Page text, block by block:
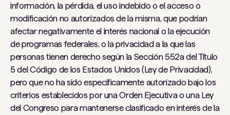
información, la pérdida, el uso indebido o el acceso o
modificación no autorizados de la misma, que podrían
afectar negativamente el interés nacional o la ejecución
de programas federales, o la privacidad a la que las
personas tienen derecho según la Sección 552a del Título
5 del Código de los Estados Unidos (Ley de Privacidad),
pero que no ha sido específicamente autorizado bajo los
criterios establecidos por una Orden Ejecutiva o una Ley
del Congreso para mantenerse clasificado en interés de la